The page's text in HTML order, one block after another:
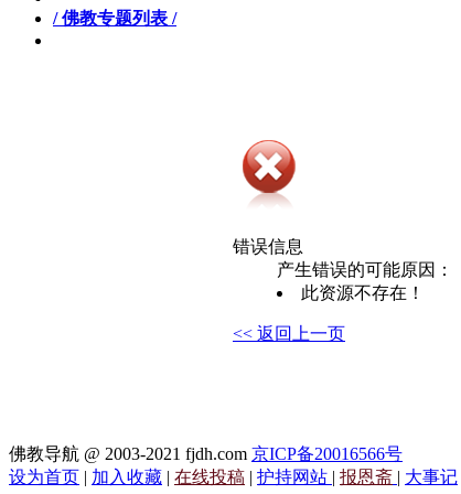
/ 佛教专题列表 /
错误信息
产生错误的可能原因：
此资源不存在！
<< 返回上一页
佛教导航 @ 2003-2021 fjdh.com 京ICP备20016566号
设为首页 | 加入收藏 | 在线投稿 | 护持网站 | 报恩斋 | 大事记